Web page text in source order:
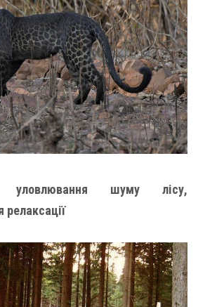
уловлювання шуму лісу,
релаксації